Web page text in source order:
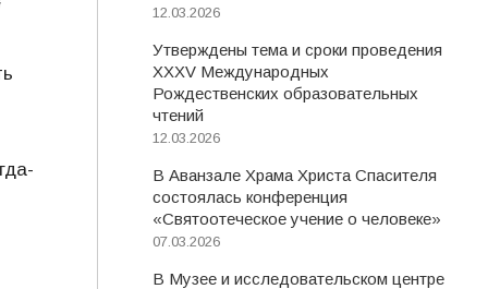
12.03.2026
Утверждены тема и сроки проведения
XXXV Международных
Рождественских образовательных
чтений
12.03.2026
В Аванзале Храма Христа Спасителя
состоялась конференция
«Святоотеческое учение о человеке»
07.03.2026
В Музее и исследовательском центре